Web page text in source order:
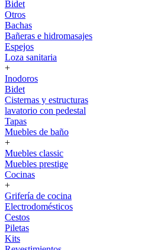
Bidet
Otros
Bachas
Bañeras e hidromasajes
Espejos
Loza sanitaria
+
Inodoros
Bidet
Cisternas y estructuras
lavatorio con pedestal
Tapas
Muebles de baño
+
Muebles classic
Muebles prestige
Cocinas
+
Grifería de cocina
Electrodomésticos
Cestos
Piletas
Kits